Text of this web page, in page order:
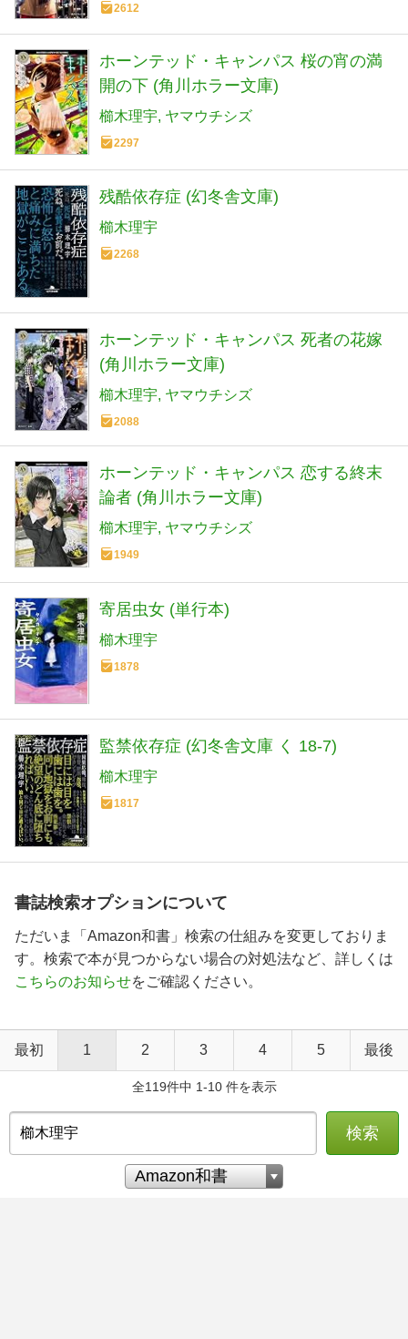
2612
ホーンテッド・キャンパス 桜の宵の満
開の下 (角川ホラー文庫)
櫛木理宇 ヤマウチシズ
2297
残酷依存症 (幻冬舎文庫)
櫛木理宇
2268
ホーンテッド・キャンパス 死者の花嫁
(角川ホラー文庫)
櫛木理宇 ヤマウチシズ
2088
ホーンテッド・キャンパス 恋する終末
論者 (角川ホラー文庫)
櫛木理宇 ヤマウチシズ
1949
寄居虫女 (単行本)
櫛木理宇
1878
監禁依存症 (幻冬舎文庫 く 18-7)
櫛木理宇
1817
書誌検索オプションについて
ただいま「Amazon和書」検索の仕組みを変更しておりま
す。検索で本が見つからない場合の対処法など、詳しくは
こちらのお知らせをご確認ください。
最初 1 2 3 4 5 最後
全119件中 1-10 件を表示
検索